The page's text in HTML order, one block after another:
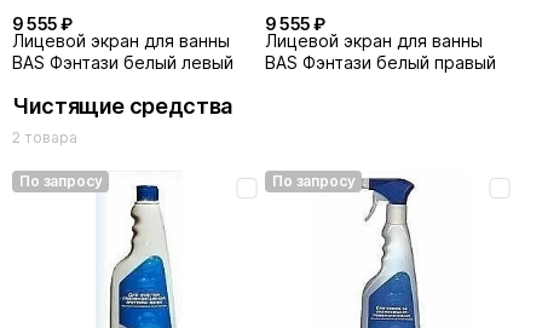
9 555 ₽
Лицевой экран для ванны
BAS Фэнтази белый левый
9 555 ₽
Лицевой экран для ванны
BAS Фэнтази белый правый
Чистящие средства
2 товара
По запросу По запросу